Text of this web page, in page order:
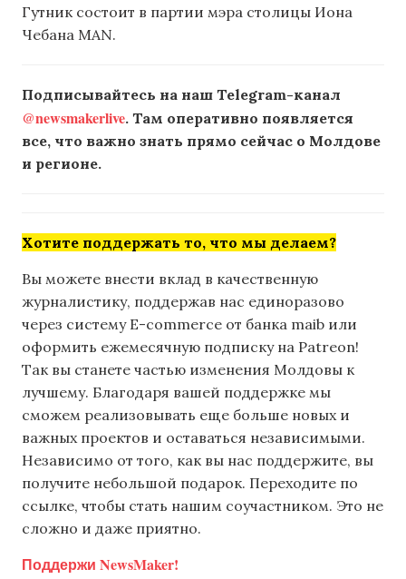
Гутник состоит в партии мэра столицы Иона
Чебана MAN.
Подписывайтесь на наш Telegram-канал
@newsmakerlive. Там оперативно появляется
все, что важно знать прямо сейчас о Молдове
и регионе.
Хотите поддержать то, что мы делаем?
Вы можете внести вклад в качественную
журналистику, поддержав нас единоразово
через систему E-commerce от банка maib или
оформить ежемесячную подписку на Patreon!
Так вы станете частью изменения Молдовы к
лучшему. Благодаря вашей поддержке мы
сможем реализовывать еще больше новых и
важных проектов и оставаться независимыми.
Независимо от того, как вы нас поддержите, вы
получите небольшой подарок. Переходите по
ссылке, чтобы стать нашим соучастником. Это не
сложно и даже приятно.
Поддержи NewsMaker!